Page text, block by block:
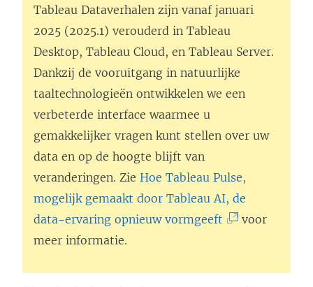
Tableau Dataverhalen zijn vanaf januari
2025 (2025.1) verouderd in Tableau
Desktop, Tableau Cloud, en Tableau Server.
Dankzij de vooruitgang in natuurlijke
taaltechnologieën ontwikkelen we een
verbeterde interface waarmee u
gemakkelijker vragen kunt stellen over uw
data en op de hoogte blijft van
veranderingen. Zie Hoe Tableau Pulse,
mogelijk gemaakt door Tableau AI, de
data-ervaring opnieuw vormgeeft
voor
meer informatie.